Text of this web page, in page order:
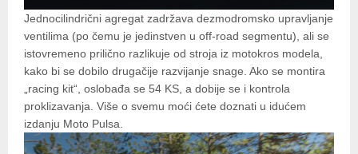
Jednocilindrični agregat zadržava dezmodromsko upravljanje
ventilima (po čemu je jedinstven u off-road segmentu), ali se
istovremeno prilično razlikuje od stroja iz motokros modela,
kako bi se dobilo drugačije razvijanje snage. Ako se montira
„racing kit“, oslobađa se 54 KS, a dobije se i kontrola
proklizavanja. Više o svemu moći ćete doznati u idućem
izdanju Moto Pulsa.